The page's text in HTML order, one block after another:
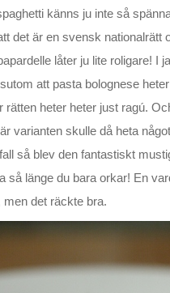
känns ju inte så
det är en svensk nationalrätt
låter ju lite roligare! I
att pasta bolognese
rätten heter heter just ragú.
varianten skulle då heta
så blev den fantastiskt
så länge du bara orkar! En
det räckte bra.